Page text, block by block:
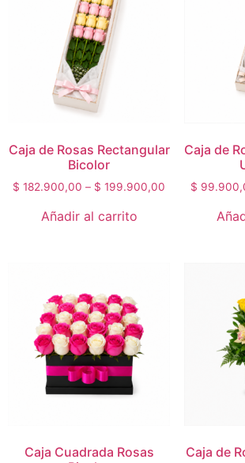
Caja de Rosas Rectangular
Bicolor
$ 182.900,00 – $ 199.900,00
Añadir al carrito
Caja de
$
Caja Cuadrada Rosas
Caja de